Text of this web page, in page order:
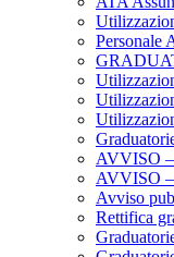
Personale
AVVISO
AVVISO
Avviso
Rettifica